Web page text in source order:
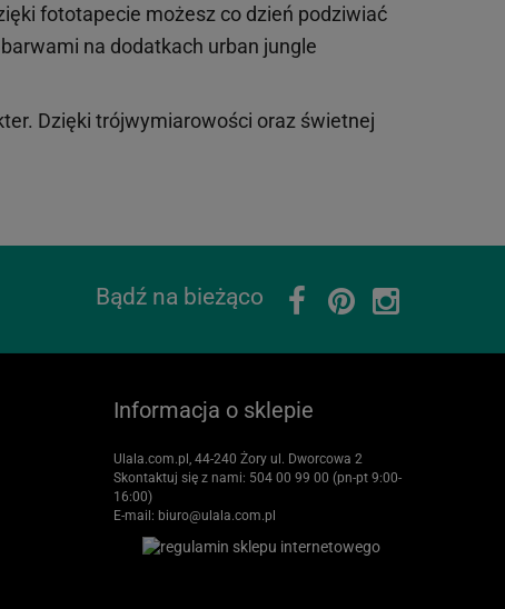
fototapecie możesz co dzień podziwiać
na dodatkach urban jungle
Dzięki trójwymiarowości oraz świetnej
Bądź na bieżąco
Informacja o sklepie
Ulala.com.pl, 44-240 Żory ul. Dworcowa 2
Skontaktuj się z nami: 504 00 99 00 (pn-pt 9:00-
16:00)
E-mail: biuro@ulala.com.pl